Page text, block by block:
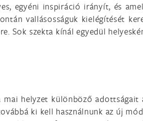
egyéni inspiráció irányít, és
vallásosságuk kielégítését
Sok szekta kínál egyedül
helyzet különböző adottságait
ki kell használnunk az új